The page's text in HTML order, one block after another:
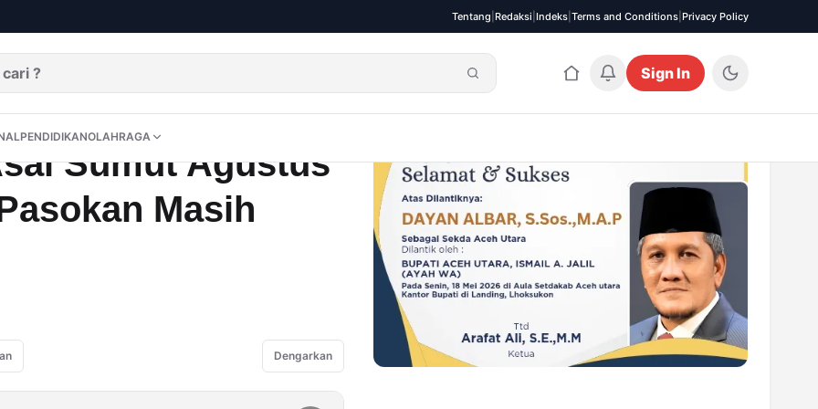
Tentang Redaksi Indeks Terms and Conditions Privacy Policy
OPININUSANTARAINTERNASIONALPENDIDIKANOLAHRAGA
Sign In
PENDIDIKANOLAHRAGA
2025 Stagnan, Pasokan Masih Terbatas
Sumut Agustus
Masih
Dengarkan